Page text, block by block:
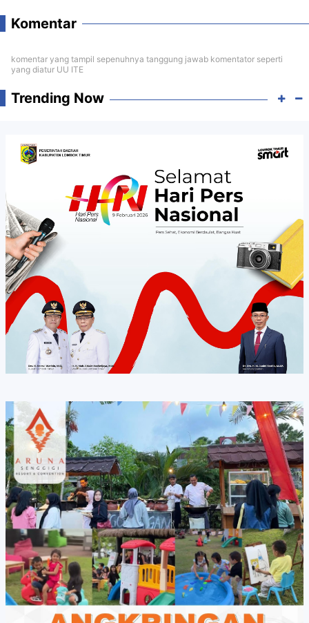
Komentar
komentar yang tampil sepenuhnya tanggung jawab komentator seperti
yang diatur UU ITE
Trending Now